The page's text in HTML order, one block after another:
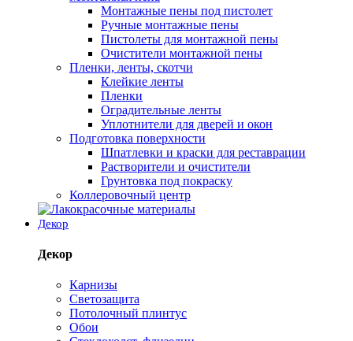
Монтажные пены под пистолет
Ручные монтажные пены
Пистолеты для монтажной пены
Очистители монтажной пены
Пленки, ленты, скотчи
Клейкие ленты
Пленки
Оградительные ленты
Уплотнители для дверей и окон
Подготовка поверхности
Шпатлевки и краски для реставрации
Растворители и очистители
Грунтовка под покраску
Коллеровочный центр
Декор
Декор
Карнизы
Светозащита
Потолочный плинтус
Обои